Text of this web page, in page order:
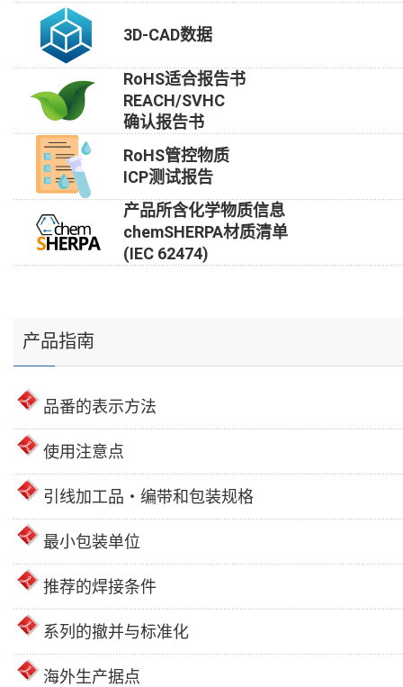
3D-CAD数据
RoHS适合报告书
REACH/SVHC
确认报告书
RoHS管控物质
ICP测试报告
产品所含化学物质信息
chemSHERPA材质清单
(IEC 62474)
产品指南
品番的表示方法
使用注意点
引线加工品・编带和包装规格
最小包装单位
推荐的焊接条件
系列的撤并与标准化
海外生产据点